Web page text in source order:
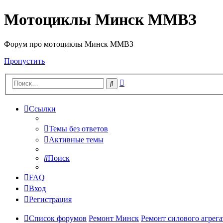
Мотоциклы Минск ММВЗ
Форум про мотоциклы Минск ММВЗ
Пропустить
Поиск
Ссылки
Темы без ответов
Активные темы
Поиск
FAQ
Вход
Регистрация
Список форумов Ремонт Минск Ремонт силового